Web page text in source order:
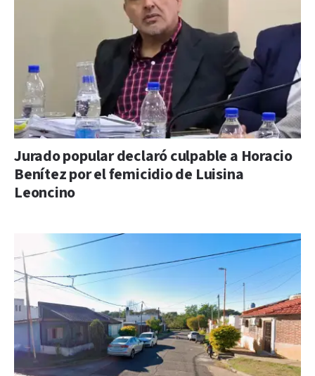
Jurado popular declaró culpable a Horacio
Benítez por el femicidio de Luisina
Leoncino